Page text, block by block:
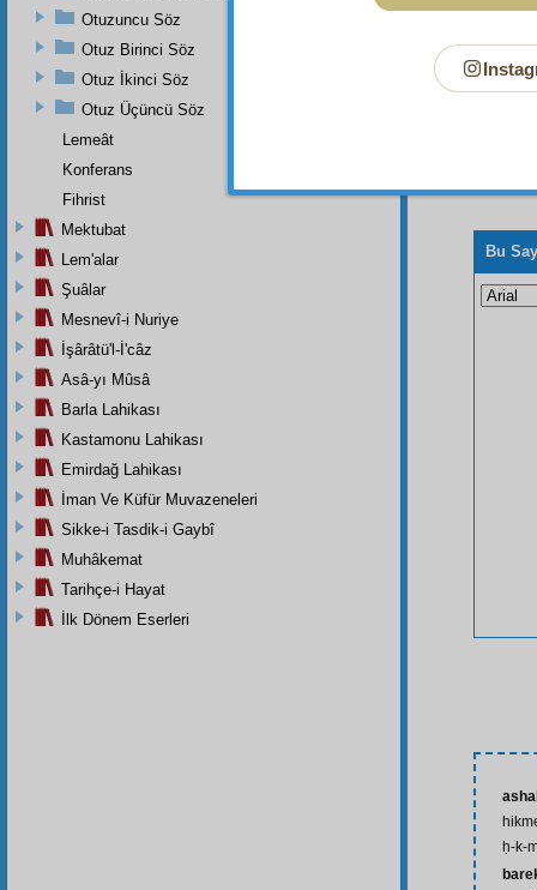
Bu
ḥ-k-
Otuzuncu Söz
Otuz Birinci Söz
Otuz İkinci Söz
Otuz Üçüncü Söz
Lemeât
Konferans
Fihrist
Mektubat
Lem'alar
Şuâlar
Mesnevî-i Nuriye
İşârâtü'l-İ'câz
Asâ-yı Mûsâ
Barla Lahikası
Kastamonu Lahikası
Emirdağ Lahikası
İman Ve Küfür Muvazeneleri
Sikke-i Tasdik-i Gaybî
Muhâkemat
Tarihçe-i Hayat
İlk Dönem Eserleri